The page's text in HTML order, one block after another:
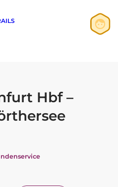
Hbf –